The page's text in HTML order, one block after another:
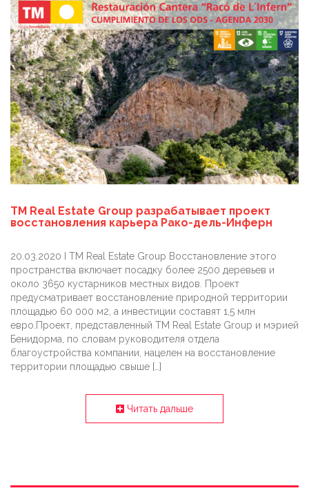
TM Real Estate Group разрабатывает проект
восстановления карьера Рако-дель-Инферн
20.03.2020 I TM Real Estate Group Восстановление этого
пространства включает посадку более 2500 деревьев и
около 3650 кустарников местных видов. Проект
предусматривает восстановление природной территории
площадью 60 000 м2, а инвестиции составят 1,5 млн
евро.Проект, представленный TM Real Estate Group и мэрией
Бенидорма, по словам руководителя отдела
благоустройства компании, нацелен на восстановление
территории площадью свыше […]
Читать дальше